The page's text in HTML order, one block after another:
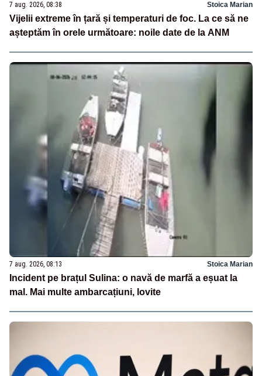
7 aug. 2026, 08:38 Stoica Marian
Vijelii extreme în țară și temperaturi de foc. La ce să ne
așteptăm în orele următoare: noile date de la ANM
7 aug. 2026, 08:13 Stoica Marian
Incident pe brațul Sulina: o navă de marfă a eșuat la
mal. Mai multe ambarcațiuni, lovite